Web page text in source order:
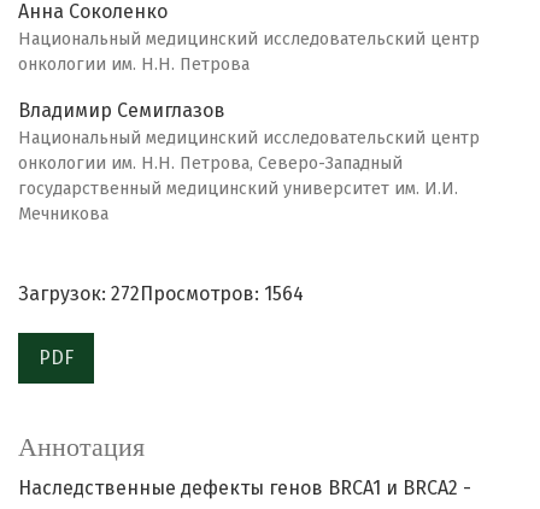
Анна Соколенко
Национальный медицинский исследовательский центр
онкологии им. Н.Н. Петрова
Владимир Семиглазов
Национальный медицинский исследовательский центр
онкологии им. Н.Н. Петрова, Северо-Западный
государственный медицинский университет им. И.И.
Мечникова
Загрузок: 272 Просмотров: 1564
PDF
Аннотация
Наследственные дефекты генов BRCA1 и BRCA2 -